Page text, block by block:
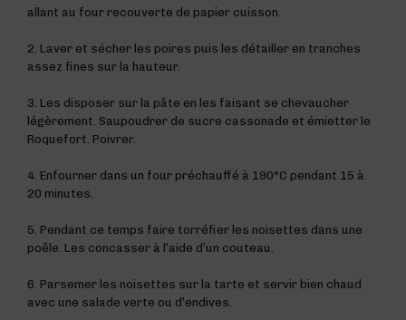
allant au four recouverte de papier cuisson.
2. Laver et sécher les poires puis les détailler en tranches
assez fines sur la hauteur.
3. Les disposer sur la pâte en les faisant se chevaucher
légèrement. Saupoudrer de sucre cassonade et émietter le
Roquefort. Poivrer.
4. Enfourner dans un four préchauffé à 190°C pendant 15 à
20 minutes.
5. Pendant ce temps faire torréfier les noisettes dans une
poêle. Les concasser à l’aide d’un couteau.
6. Parsemer les noisettes sur la tarte et servir bien chaud
avec une salade verte ou d’endives.